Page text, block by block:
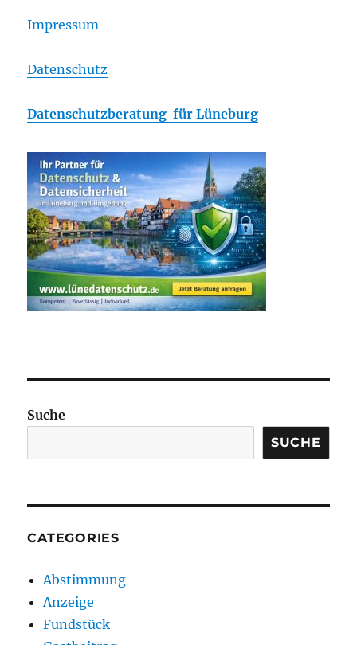
Impressum
Datenschutz
Datenschutzberatung für Lüneburg
Suche
SUCHE
CATEGORIES
Abstimmung
Anzeige
Fundstück